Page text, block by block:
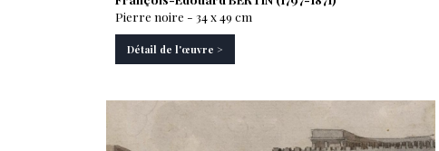
Pierre noire - 34 x 49 cm
Détail de l'œuvre >